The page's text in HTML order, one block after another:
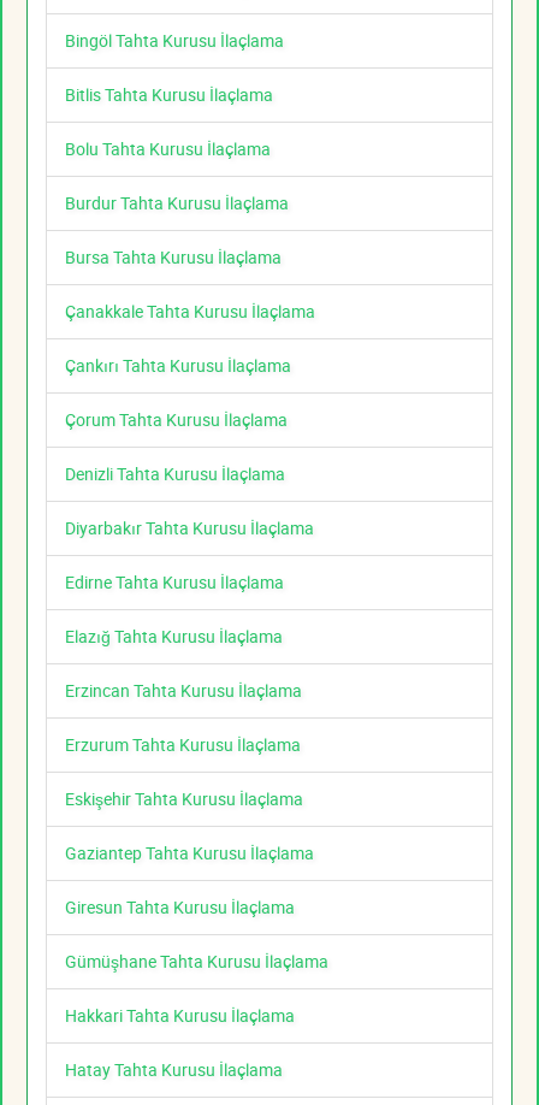
Bingöl Tahta Kurusu İlaçlama
Bitlis Tahta Kurusu İlaçlama
Bolu Tahta Kurusu İlaçlama
Burdur Tahta Kurusu İlaçlama
Bursa Tahta Kurusu İlaçlama
Çanakkale Tahta Kurusu İlaçlama
Çankırı Tahta Kurusu İlaçlama
Çorum Tahta Kurusu İlaçlama
Denizli Tahta Kurusu İlaçlama
Diyarbakır Tahta Kurusu İlaçlama
Edirne Tahta Kurusu İlaçlama
Elazığ Tahta Kurusu İlaçlama
Erzincan Tahta Kurusu İlaçlama
Erzurum Tahta Kurusu İlaçlama
Eskişehir Tahta Kurusu İlaçlama
Gaziantep Tahta Kurusu İlaçlama
Giresun Tahta Kurusu İlaçlama
Gümüşhane Tahta Kurusu İlaçlama
Hakkari Tahta Kurusu İlaçlama
Hatay Tahta Kurusu İlaçlama